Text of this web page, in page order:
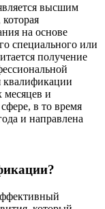
высшим
на основе
специального или
получение
месяцев и
в то время
и направлена